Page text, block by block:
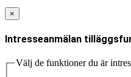
×
Intresseanmälan
Välj de funktioner du är